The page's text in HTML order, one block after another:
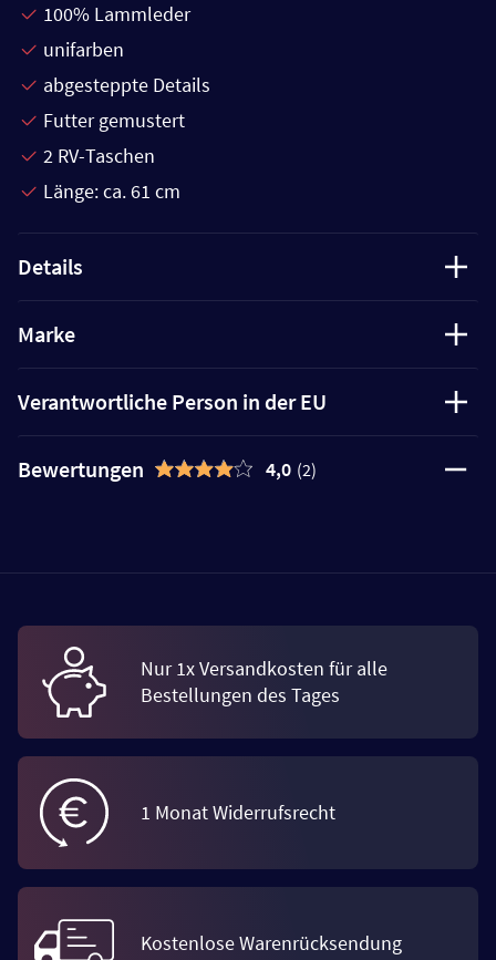
100% Lammleder
unifarben
abgesteppte Details
Futter gemustert
2 RV-Taschen
Länge: ca. 61 cm
Details
Marke
Verantwortliche Person in der EU
Bewertungen 4,0 (2)
Nur 1x Versandkosten für alle
Bestellungen des Tages
1 Monat Widerrufsrecht
Kostenlose Warenrücksendung